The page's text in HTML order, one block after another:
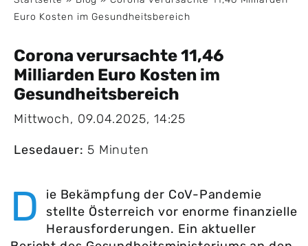
Euro Kosten im Gesundheitsbereich
Corona verursachte 11,46
Milliarden Euro Kosten im
Gesundheitsbereich
Mittwoch, 09.04.2025, 14:25
Lesedauer: 5 Minuten
D
ie Bekämpfung der CoV-Pandemie
stellte Österreich vor enorme finanzielle
Herausforderungen. Ein aktueller